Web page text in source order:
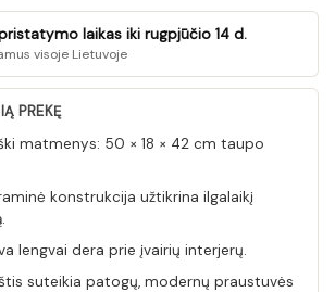
laikas iki rugpjūčio 14 d.
visoje Lietuvoje
PREKĘ
matmenys: 50 × 18 × 42 cm taupo
konstrukcija užtikrina ilgalaikį
lengvai dera prie įvairių interjerų.
suteikia patogų, modernų praustuvės